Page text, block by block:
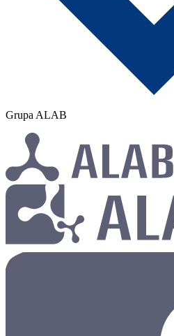
Grupa ALAB